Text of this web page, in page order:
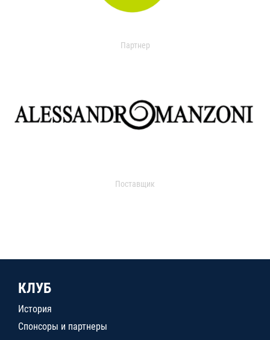
Партнер
Поставщик
КЛУБ
История
Спонсоры и партнеры